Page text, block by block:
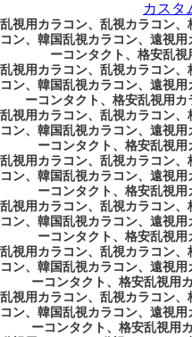
カスタ
乱視用カラコン、乱視カラコン
コン、韓国乱視カラコン、遠視
ーコンタクト、格安乱
乱視用カラコン、乱視カラコン
コン、韓国乱視カラコン、遠視
ーコンタクト、格安乱視用カ
乱視用カラコン、乱視カラコン
コン、韓国乱視カラコン、遠視
ーコンタクト、格安乱視
乱視用カラコン、乱視カラコン
コン、韓国乱視カラコン、遠視
ーコンタクト、格安乱視
乱視用カラコン、乱視カラコン
コン、韓国乱視カラコン、遠視
ーコンタクト、格安乱視
乱視用カラコン、乱視カラコン
コン、韓国乱視カラコン、遠視
ーコンタクト、格安乱視用
乱視用カラコン、乱視カラコン
コン、韓国乱視カラコン、遠視
ーコンタクト、格安乱視用